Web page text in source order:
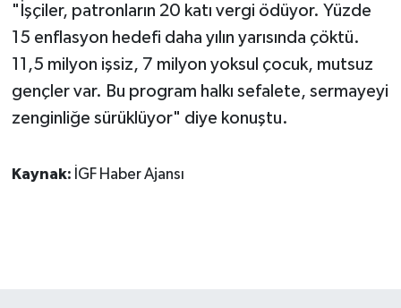
"İşçiler, patronların 20 katı vergi ödüyor. Yüzde
15 enflasyon hedefi daha yılın yarısında çöktü.
11,5 milyon işsiz, 7 milyon yoksul çocuk, mutsuz
gençler var. Bu program halkı sefalete, sermayeyi
zenginliğe sürüklüyor" diye konuştu.
Kaynak: İGF Haber Ajansı